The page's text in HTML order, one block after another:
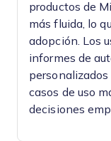
productos de
más fluida, lo
adopción. Los
informes de
casos de uso
decisiones